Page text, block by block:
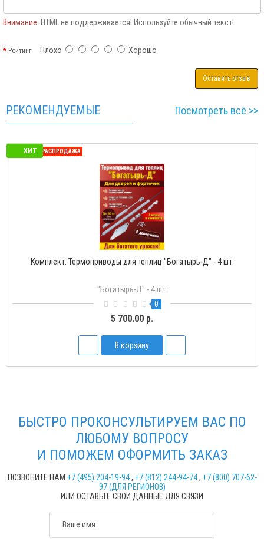
Внимание: HTML не поддерживается! Используйте обычный текст!
РейтингПлохо Хорошо
Оставить отзыв
РЕКОМЕНДУЕМЫЕ Посмотреть всё >>
теплиц "Богатырь-1" с одной пружиной
1
Термопривод
БЫСТРО ПРОКОНСУЛЬТИРУЕМ ВАС ПО
ЛЮБОМУ ВОПРОСУ
И ПОМОЖЕМ ОФОРМИТЬ ЗАКАЗ
ПОЗВОНИТЕ НАМ +7 (495) 204-19-94, +7 (812) 244-94-74, +7 (800) 707-62-
97 (ДЛЯ РЕГИОНОВ)
ИЛИ ОСТАВЬТЕ СВОИ ДАННЫЕ ДЛЯ СВЯЗИ
Ваше имя